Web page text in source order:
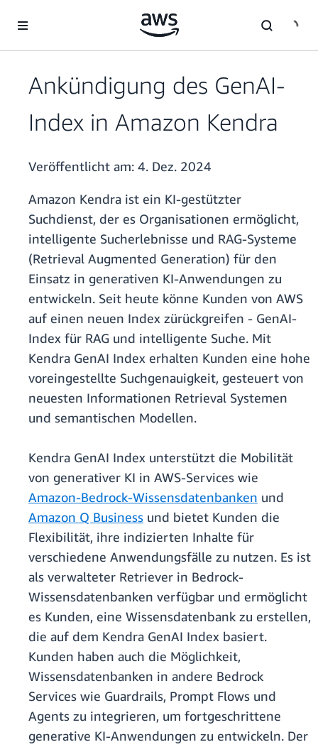
Überspringen zum Hauptinhalt
Ankündigung des GenAI-
Index in Amazon Kendra
Veröffentlicht am: 4. Dez. 2024
Amazon Kendra ist ein KI-gestützter
Suchdienst, der es Organisationen ermöglicht,
intelligente Sucherlebnisse und RAG-Systeme
(Retrieval Augmented Generation) für den
Einsatz in generativen KI-Anwendungen zu
entwickeln. Seit heute könne Kunden von AWS
auf einen neuen Index zürückgreifen - GenAI-
Index für RAG und intelligente Suche. Mit
Kendra GenAI Index erhalten Kunden eine hohe
voreingestellte Suchgenauigkeit, gesteuert von
neuesten Informationen Retrieval Systemen
und semantischen Modellen.
Kendra GenAI Index unterstützt die Mobilität
von generativer KI in AWS-Services wie
Amazon-Bedrock-Wissensdatenbanken und
Amazon Q Business und bietet Kunden die
Flexibilität, ihre indizierten Inhalte für
verschiedene Anwendungsfälle zu nutzen. Es ist
als verwalteter Retriever in Bedrock-
Wissensdatenbanken verfügbar und ermöglicht
es Kunden, eine Wissensdatenbank zu erstellen,
die auf dem Kendra GenAI Index basiert.
Kunden haben auch die Möglichkeit,
Wissensdatenbanken in andere Bedrock
Services wie Guardrails, Prompt Flows und
Agents zu integrieren, um fortgeschrittene
generative KI-Anwendungen zu entwickeln. Der